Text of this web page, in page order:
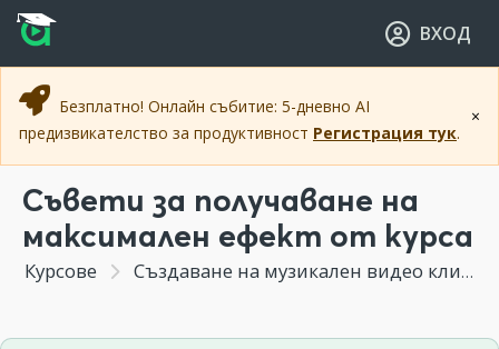
Прескочи към основното съдържание
Прескочи към навигацията
ВХОД
×
Безплатно! Онлайн събитие: 5-дневно AI
предизвикателство за продуктивност Регистрация тук.
Съвети за получаване на
максимален ефект от курса
Курсове Създаване на музикален видео клип